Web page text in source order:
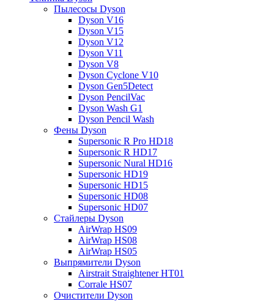
Пылесосы Dyson
Dyson V16
Dyson V15
Dyson V12
Dyson V11
Dyson V8
Dyson Cyclone V10
Dyson Gen5Detect
Dyson PencilVac
Dyson Wash G1
Dyson Pencil Wash
Фены Dyson
Supersonic R Pro HD18
Supersonic R HD17
Supersonic Nural HD16
Supersonic HD19
Supersonic HD15
Supersonic HD08
Supersonic HD07
Стайлеры Dyson
AirWrap HS09
AirWrap HS08
AirWrap HS05
Выпрямители Dyson
Airstrait Straightener HT01
Corrale HS07
Очистители Dyson